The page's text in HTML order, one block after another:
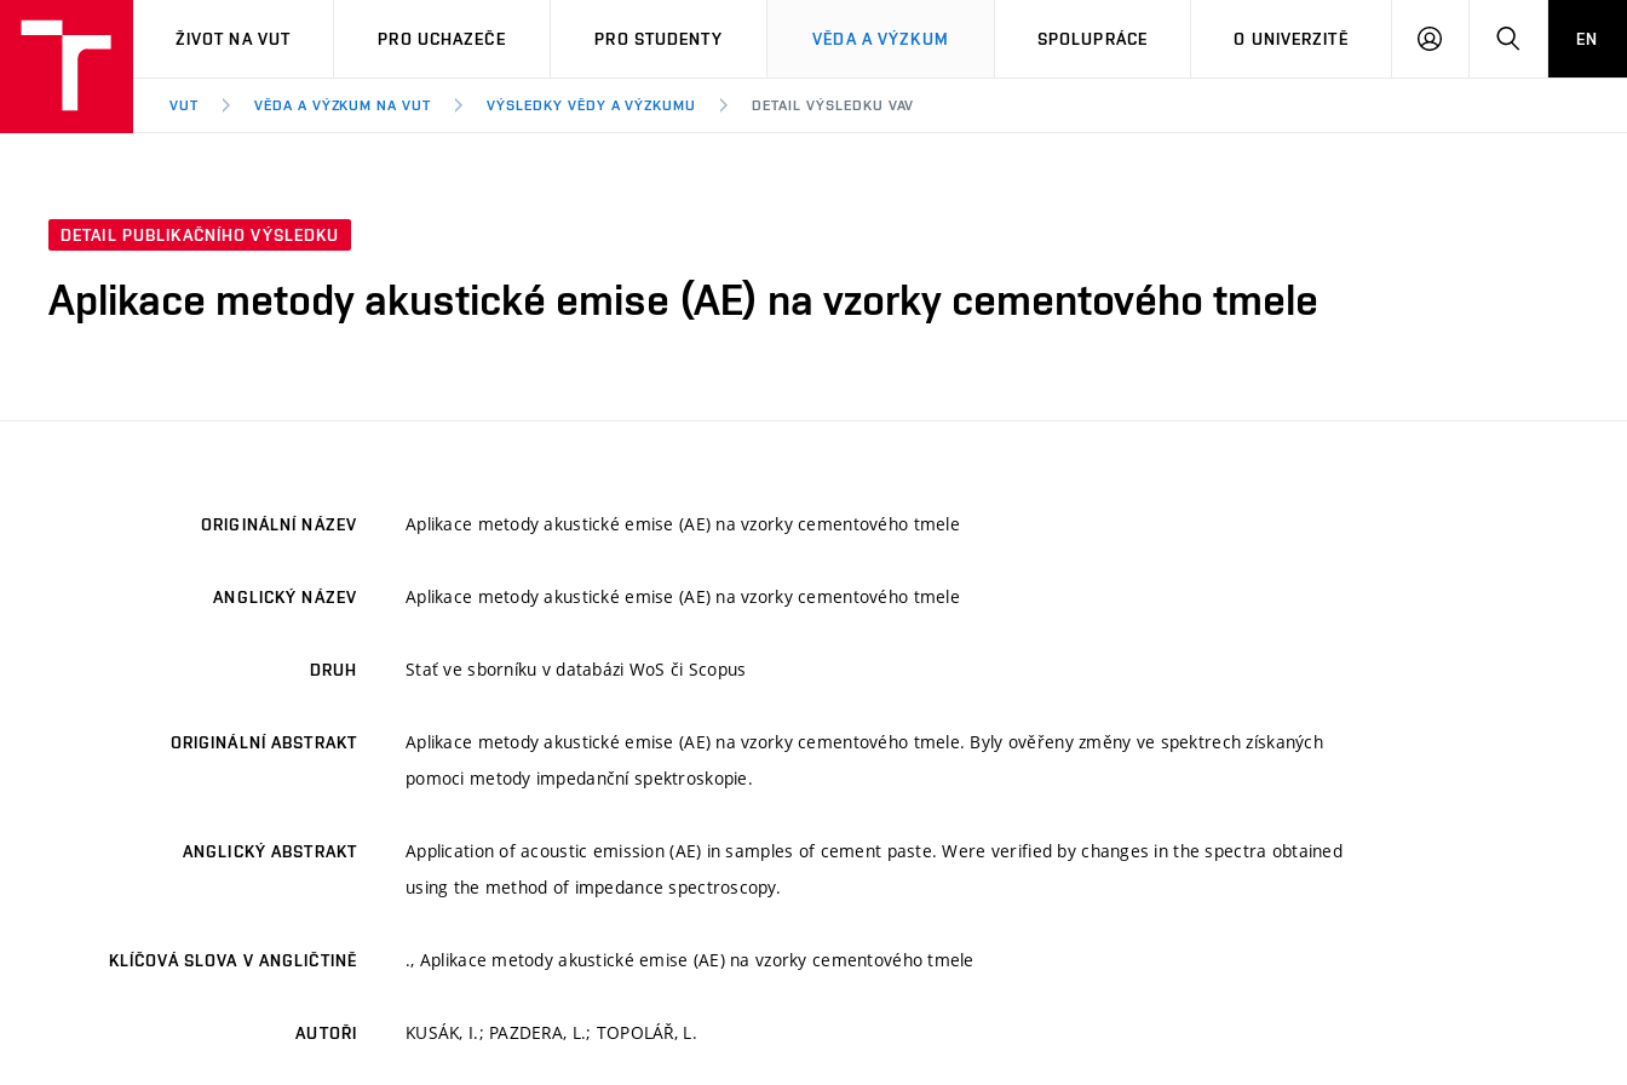
VUT
ŽIVOT NA VUT PRO UCHAZEČE PRO STUDENTY VĚDA A VÝZKUM SPOLUPRÁCE O UNIVERZITĚ
PŘIHLÁSIT HLEDATEN
VUT VĚDA A VÝZKUM NA VUT VÝSLEDKY VĚDY A VÝZKUMU DETAIL VÝSLEDKU VAV
DETAIL PUBLIKAČNÍHO VÝSLEDKU
Aplikace metody akustické emise (AE) na vzorky cementového tmele
ORIGINÁLNÍ NÁZEV Aplikace metody akustické emise (AE) na vzorky cementového tmele
ANGLICKÝ NÁZEV Aplikace metody akustické emise (AE) na vzorky cementového tmele
DRUH Stať ve sborníku v databázi WoS či Scopus
ORIGINÁLNÍ ABSTRAKT
Aplikace metody akustické emise (AE) na vzorky cementového tmele. Byly ověřeny změny ve spektrech získaných
pomoci metody impedanční spektroskopie.
ANGLICKÝ ABSTRAKT
Application of acoustic emission (AE) in samples of cement paste. Were verified by changes in the spectra obtained
using the method of impedance spectroscopy.
KLÍČOVÁ SLOVA V ANGLIČTINĚ ., Aplikace metody akustické emise (AE) na vzorky cementového tmele
AUTOŘI KUSÁK, I.; PAZDERA, L.; TOPOLÁŘ, L.